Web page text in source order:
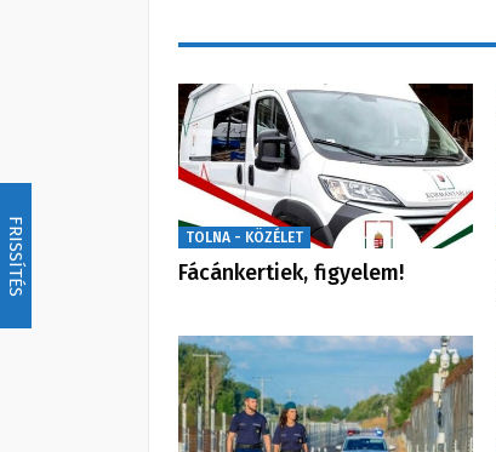
FRISSÍTÉS TOLNA - KÖZÉLET
Fácánkertiek, figyelem!